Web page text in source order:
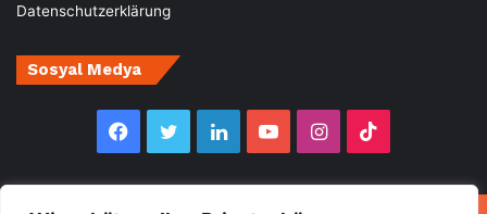
Datenschutzerklärung
Sosyal Medya
Facebook
TwitterLinkedInYouTubeInstagram